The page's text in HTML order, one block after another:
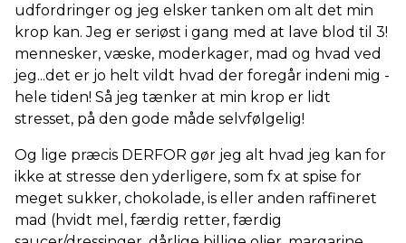
udfordringer og jeg elsker tanken om alt det min
krop kan. Jeg er seriøst i gang med at lave blod til 3!
mennesker, væske, moderkager, mad og hvad ved
jeg...det er jo helt vildt hvad der foregår indeni mig -
hele tiden! Så jeg tænker at min krop er lidt
stresset, på den gode måde selvfølgelig!
Og lige præcis DERFOR gør jeg alt hvad jeg kan for
ikke at stresse den yderligere, som fx at spise for
meget sukker, chokolade, is eller anden raffineret
mad (hvidt mel, færdig retter, færdig